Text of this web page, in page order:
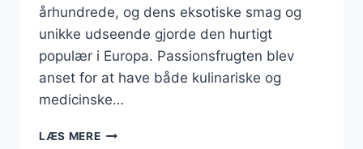
århundrede, og dens eksotiske smag og
unikke udseende gjorde den hurtigt
populær i Europa. Passionsfrugten blev
anset for at have både kulinariske og
medicinske…
LÆS MEREPASSIONSFRUGT